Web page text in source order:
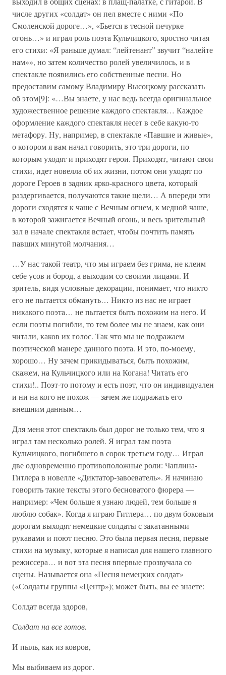
числе других «солдат» он пел вместе с ними «По
Смоленской дороге…», «Бьется в тесной печурке
огонь…» и играл роль поэта Кульчицкого, яростно читая
его стихи: «Я раньше думал: “лейтенант” звучит “налейте
нам»», но затем количество ролей увеличилось, и в
спектакле появились его собственные песни. Но
предоставим самому Владимиру Высоцкому рассказать
об этом[9]: «…Вы знаете, у нас ведь всегда оригинальное
художественное решение каждого спектакля… Каждое
оформление каждого спектакля несет в себе какую-то
метафору. Ну, например, в спектакле «Павшие и живые»,
о котором я вам начал говорить, это три дороги, по
которым уходят и приходят герои. Приходят, читают свои
стихи, идет новелла об их жизни, потом они уходят по
дороге Героев в задник ярко-красного цвета, который
раздергивается, получаются такие щели… А впереди эти
дороги сходятся к чаше с Вечным огнем, к медной чаше,
в которой зажигается Вечный огонь, и весь зрительный
зал в начале спектакля встает, чтобы почтить память
павших минутой молчания…
…У нас такой театр, что мы играем без грима, не клеим
себе усов и бород, а выходим со своими лицами. И
зритель, видя условные декорации, понимает, что никто
его не пытается обмануть… Никто из нас не играет
никакого поэта… не пытается быть похожим на него. И
если поэты погибли, то тем более мы не знаем, как они
читали, каков их голос. Так что мы не подражаем
поэтической манере данного поэта. И это, по-моему,
хорошо… Ну зачем прикидываться, быть похожим,
скажем, на Кульчицкого или на Когана! Читать его
стихи!.. Поэт-то потому и есть поэт, что он индивидуален
и ни на кого не похож — зачем же подражать его
внешним данным…
Для меня этот спектакль был дорог не только тем, что я
играл там несколько ролей. Я играл там поэта
Кульчицкого, погибшего в сорок третьем году… Играл
две одновременно противоположные роли: Чаплина-
Гитлера в новелле «Диктатор-завоеватель». Я начинаю
говорить такие тексты этого бесноватого фюрера —
например: «Чем больше я узнаю людей, тем больше я
люблю собак». Когда я играю Гитлера… по двум боковым
дорогам выходят немецкие солдаты с закатанными
рукавами и поют песню. Это была первая песня, первые
стихи на музыку, которые я написал для нашего главного
режиссера… и вот эта песня впервые прозвучала со
сцены. Называется она «Песня немецких солдат»
(«Солдаты группы «Центр»); может быть, вы ее знаете:
Солдат всегда здоров,
Солдат на все готов.
И пыль, как из ковров,
Мы выбиваем из дорог.